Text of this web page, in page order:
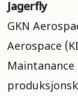
Jagerfly
GKN
Aerospace
Maintanance